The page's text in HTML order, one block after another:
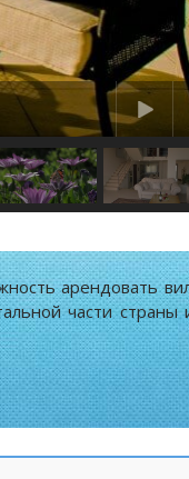
арендовать
части страны